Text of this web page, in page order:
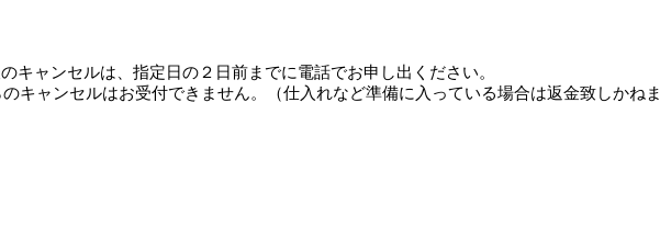
キャンセルは、指定日の２日前までに電話でお申し出ください。
キャンセルはお受付できません。（仕入れなど準備に入っている場合は返金致しかねま